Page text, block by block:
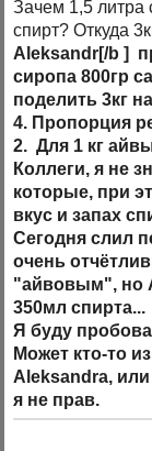
Зачем 1,5 литра
спирт? Откуда
Aleksandr[/b ]
сиропа 800гр
поделить 3кг
4. Пропорция
2. Для 1 кг
Коллеги, я не
которые, при
вкус и запах
Сегодня слил
очень
"айвовым", но
350мл спирта...
Я буду
Может кто-то
Aleksandrа,
я не прав.